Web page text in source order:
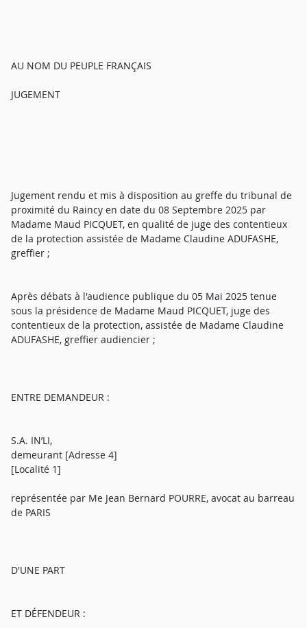
AU NOM DU PEUPLE FRANÇAIS
JUGEMENT
Jugement rendu et mis à disposition au greffe du tribunal de
proximité du Raincy en date du 08 Septembre 2025 par
Madame Maud PICQUET, en qualité de juge des contentieux
de la protection assistée de Madame Claudine ADUFASHE,
greffier ;
Après débats à l'audience publique du 05 Mai 2025 tenue
sous la présidence de Madame Maud PICQUET, juge des
contentieux de la protection, assistée de Madame Claudine
ADUFASHE, greffier audiencier ;
ENTRE DEMANDEUR :
S.A. IN’LI,
demeurant [Adresse 4]
[Localité 1]
représentée par Me Jean Bernard POURRE, avocat au barreau
de PARIS
D'UNE PART
ET DÉFENDEUR :